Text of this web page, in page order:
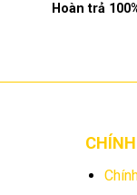
Hoàn trả